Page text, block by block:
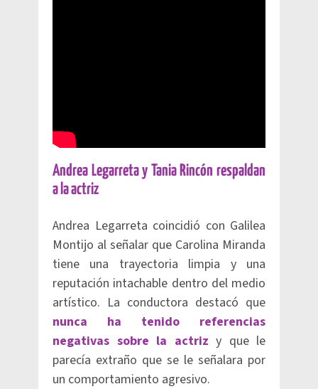
Andrea Legarreta y Tania Rincón respaldan
a la actriz
Andrea Legarreta coincidió con Galilea
Montijo al señalar que Carolina Miranda
tiene una trayectoria limpia y una
reputación intachable dentro del medio
artístico. La conductora destacó que
nunca ha tenido referencias
negativas sobre la actriz y que le
parecía extraño que se le señalara por
un comportamiento agresivo.